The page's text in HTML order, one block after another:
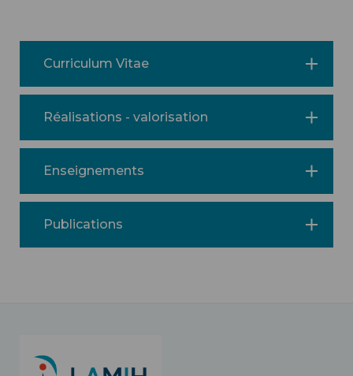
Curriculum Vitae
Réalisations - valorisation
Enseignements
Publications